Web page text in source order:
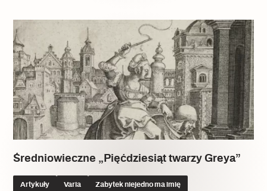
Średniowieczne „Pięćdziesiąt twarzy Greya”
Artykuły Varia Zabytek niejedno ma imię